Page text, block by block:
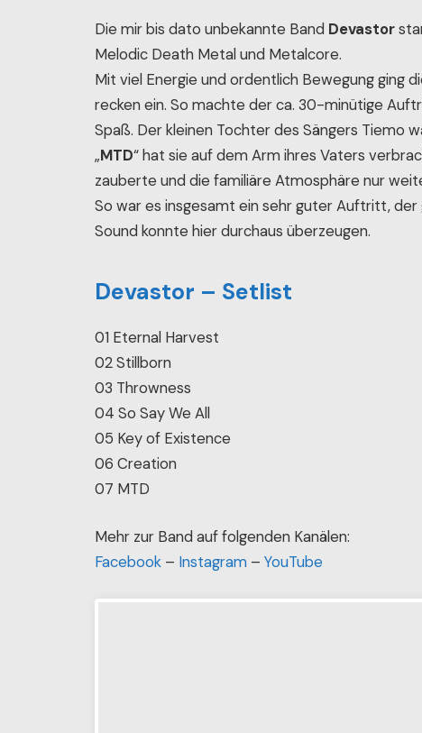
Die mir bis dato unbekannte Band Devastor
Melodic Death Metal und Metalcore.
Mit viel Energie und ordentlich Bewegung ging
recken ein. So machte der ca. 30-minütige
Spaß. Der kleinen Tochter des Sängers Tiemo
„MTD“ hat sie auf dem Arm ihres Vaters
zauberte und die familiäre Atmosphäre nur
So war es insgesamt ein sehr guter Auftritt,
Sound konnte hier durchaus überzeugen.
Devastor – Setlist
01 Eternal Harvest
02 Stillborn
03 Throwness
04 So Say We All
05 Key of Existence
06 Creation
07 MTD
Mehr zur Band auf folgenden Kanälen:
Facebook – Instagram –YouTube